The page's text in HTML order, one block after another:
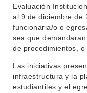
INSTITUCIONAL
DEPARTAMENTOS
INVESTIGACIÓN
BEDELÍA
EVA FCS
OFERTA DE GRADO
POSGRADOS
Evaluación
al 9 de diciembre de
funcionaria/o o
sea que
de procedimientos,
Las iniciativas
infraestructura y la
estudiantiles y el